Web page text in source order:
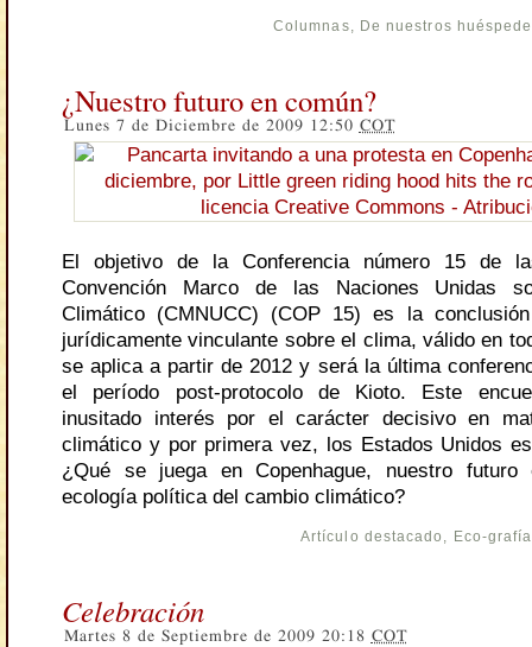
Columnas, De nuestros
¿Nuestro futuro en común?
Lunes 7 de Diciembre de 2009 12:50 COT
El objetivo de la Conferencia número 15 de
Convención Marco de las Naciones Unidas
Climático (CMNUCC) (COP 15) es la
jurídicamente vinculante sobre el clima, válido en
se aplica a partir de 2012 y será la última
el período post-protocolo de Kioto. Este
inusitado interés por el carácter decisivo en
climático y por primera vez, los Estados Unidos
¿Qué se juega en Copenhague, nuestro
ecología política del cambio climático?
Artículo destacado , Eco-
Celebración
Martes 8 de Septiembre de 2009 20:18 COT